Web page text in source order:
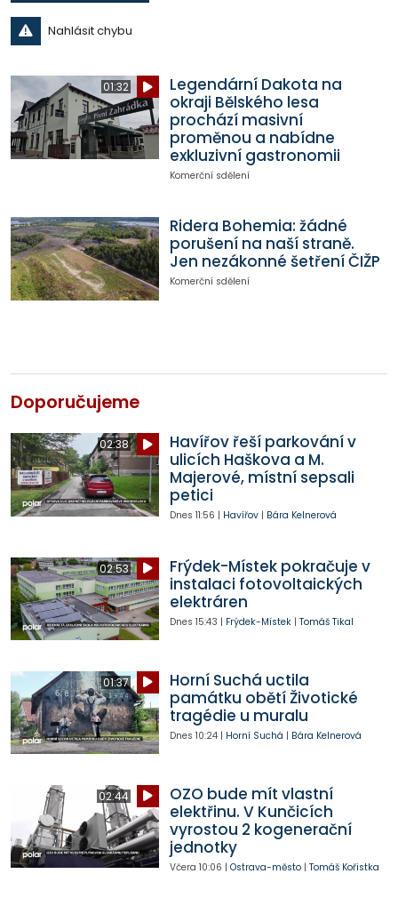
Nahlásit chybu
01:32
Legendární Dakota na
okraji Bělského lesa
prochází masivní
proměnou a nabídne
exkluzivní gastronomii
Komerční sdělení
Ridera Bohemia: žádné
porušení na naší straně.
Jen nezákonné šetření ČIŽP
Komerční sdělení
Doporučujeme
02:38
Havířov řeší parkování v
ulicích Haškova a M.
Majerové, místní sepsali
petici
Dnes 11:56 | Havířov| Bára Kelnerová
02:53
Frýdek-Místek pokračuje v
instalaci fotovoltaických
elektráren
Dnes 15:43 | Frýdek-Místek| Tomáš Tikal
01:37
Horní Suchá uctila
památku obětí Životické
tragédie u muralu
Dnes 10:24| Horní Suchá | Bára Kelnerová
02:44
OZO bude mít vlastní
elektřinu. V Kunčicích
vyrostou 2 kogenerační
jednotky
Včera 10:06 | Ostrava-město| Tomáš Kořistka